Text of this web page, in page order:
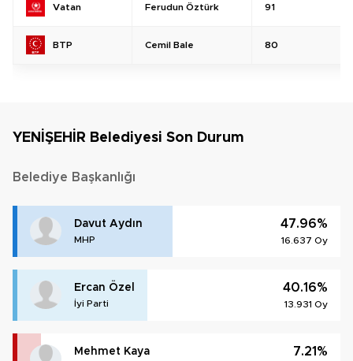
Vatan Ferudun Öztürk 91
BTP Cemil Bale 80
YENİŞEHİR Belediyesi Son Durum
Belediye Başkanlığı
Davut Aydın
MHP
47.96%
16.637 Oy
Ercan Özel
İyi Parti
40.16%
13.931 Oy
Mehmet Kaya 7.21%